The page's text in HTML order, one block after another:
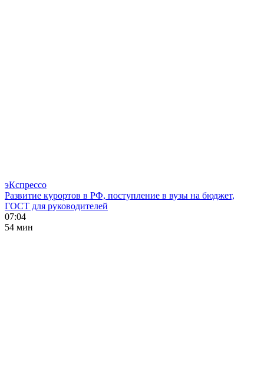
эКспрессо
Развитие курортов в РФ, поступление в вузы на бюджет,
ГОСТ для руководителей
07:04
54 мин